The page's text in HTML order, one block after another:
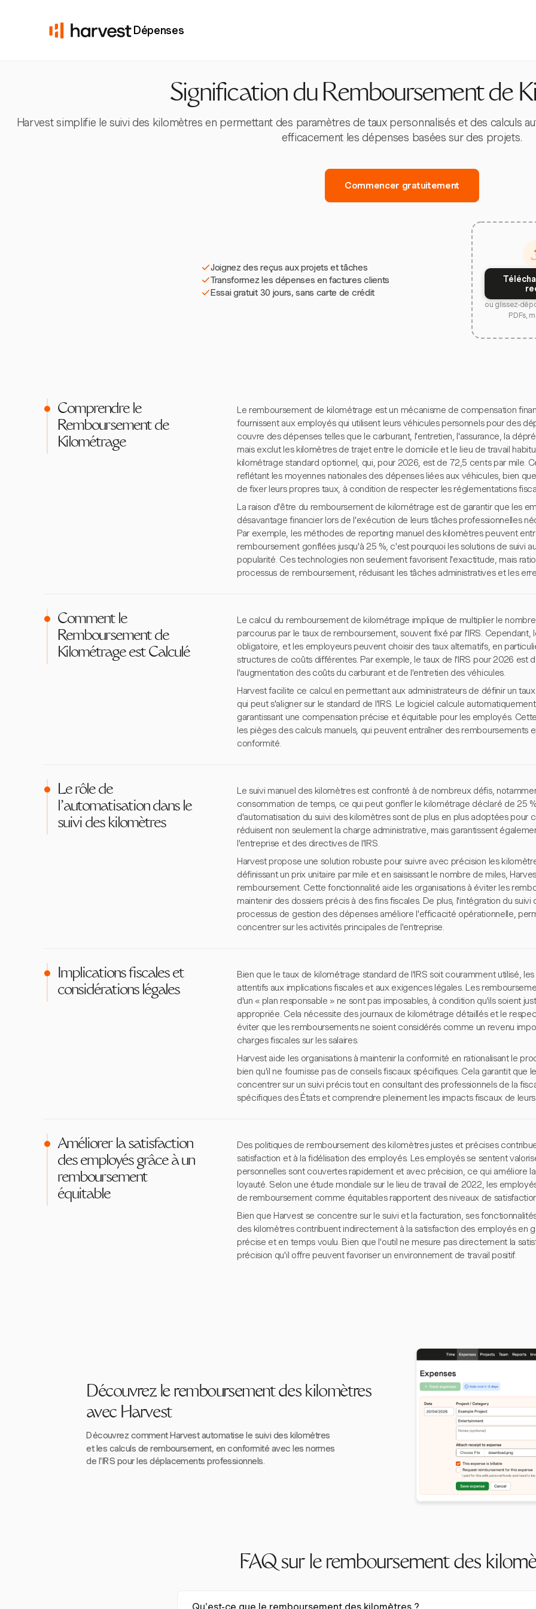
Dépenses
Signification du Remboursement de
Harvest simplifie le suivi des kilomètres en permettant des paramètres de taux personnalisés et des calculs
efficacement les dépenses basées sur des projets.
Commencer gratuitement
Joignez des reçus aux projets et tâches
Transformez les dépenses en factures clients
Essai gratuit 30 jours, sans carte de crédit
ou glissez-
PDFs,
Comprendre le
Remboursement de
Kilométrage
Le remboursement de kilométrage est un mécanisme de compensation
fournissent aux employés qui utilisent leurs véhicules personnels pour des
couvre des dépenses telles que le carburant, l'entretien, l'assurance, la
mais exclut les kilomètres de trajet entre le domicile et le lieu de travail
kilométrage standard optionnel, qui, pour 2026, est de 72,5 cents par mile.
reflétant les moyennes nationales des dépenses liées aux véhicules, bien
de fixer leurs propres taux, à condition de respecter les réglementations
La raison d'être du remboursement de kilométrage est de garantir que les
désavantage financier lors de l'exécution de leurs tâches professionnelles
Par exemple, les méthodes de reporting manuel des kilomètres peuvent
remboursement gonflées jusqu'à 25 %, c'est pourquoi les solutions de suivi
popularité. Ces technologies non seulement favorisent l'exactitude, mais
processus de remboursement, réduisant les tâches administratives et les
Comment le
Remboursement de
Kilométrage est Calculé
Le calcul du remboursement de kilométrage implique de multiplier le
parcourus par le taux de remboursement, souvent fixé par l'IRS. Cependant,
obligatoire, et les employeurs peuvent choisir des taux alternatifs, en
structures de coûts différentes. Par exemple, le taux de l'IRS pour 2026 est
l'augmentation des coûts du carburant et de l'entretien des véhicules.
Harvest facilite ce calcul en permettant aux administrateurs de définir un
qui peut s'aligner sur le standard de l'IRS. Le logiciel calcule
garantissant une compensation précise et équitable pour les employés.
les pièges des calculs manuels, qui peuvent entraîner des remboursements
conformité.
Le rôle de
l'automatisation dans le
suivi des kilomètres
Le suivi manuel des kilomètres est confronté à de nombreux défis,
consommation de temps, ce qui peut gonfler le kilométrage déclaré de 25
d'automatisation du suivi des kilomètres sont de plus en plus adoptées pour
réduisent non seulement la charge administrative, mais garantissent
l'entreprise et des directives de l'IRS.
Harvest propose une solution robuste pour suivre avec précision les
définissant un prix unitaire par mile et en saisissant le nombre de miles,
remboursement. Cette fonctionnalité aide les organisations à éviter les
maintenir des dossiers précis à des fins fiscales. De plus, l'intégration du
processus de gestion des dépenses améliore l'efficacité opérationnelle,
concentrer sur les activités principales de l'entreprise.
Implications fiscales et
considérations légales
Bien que le taux de kilométrage standard de l'IRS soit couramment utilisé,
attentifs aux implications fiscales et aux exigences légales. Les
d'un « plan responsable » ne sont pas imposables, à condition qu'ils soient
appropriée. Cela nécessite des journaux de kilométrage détaillés et le
éviter que les remboursements ne soient considérés comme un revenu
charges fiscales sur les salaires.
Harvest aide les organisations à maintenir la conformité en rationalisant le
bien qu'il ne fournisse pas de conseils fiscaux spécifiques. Cela garantit que
concentrer sur un suivi précis tout en consultant des professionnels de la
spécifiques des États et comprendre pleinement les impacts fiscaux de
Améliorer la satisfaction
des employés grâce à un
remboursement
équitable
Des politiques de remboursement des kilomètres justes et précises
satisfaction et à la fidélisation des employés. Les employés se sentent
personnelles sont couvertes rapidement et avec précision, ce qui améliore
loyauté. Selon une étude mondiale sur le lieu de travail de 2022, les
de remboursement comme équitables rapportent des niveaux de
Bien que Harvest se concentre sur le suivi et la facturation, ses
des kilomètres contribuent indirectement à la satisfaction des employés en
précise et en temps voulu. Bien que l'outil ne mesure pas directement la
précision qu'il offre peuvent favoriser un environnement de travail positif.
Découvrez le remboursement des kilomètres
avec Harvest
Découvrez comment Harvest automatise le suivi des kilomètres
et les calculs de remboursement, en conformité avec les normes
de l'IRS pour les déplacements professionnels.
FAQ sur le remboursement des